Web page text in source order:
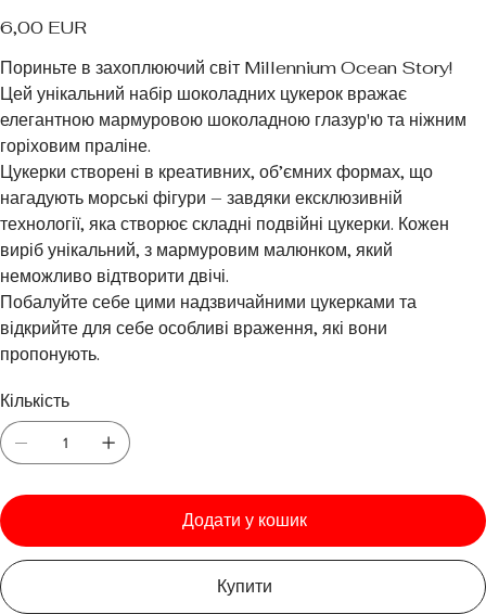
Ціна
6,00 EUR
Пориньте в захоплюючий світ Millennium Ocean Story!
Цей унікальний набір шоколадних цукерок вражає
елегантною мармуровою шоколадною глазур'ю та ніжним
горіховим праліне.
Цукерки створені в креативних, об’ємних формах, що
нагадують морські фігури – завдяки ексклюзивній
технології, яка створює складні подвійні цукерки. Кожен
виріб унікальний, з мармуровим малюнком, який
неможливо відтворити двічі.
Побалуйте себе цими надзвичайними цукерками та
відкрийте для себе особливі враження, які вони
пропонують.
Кількість
Додати у кошик
Купити